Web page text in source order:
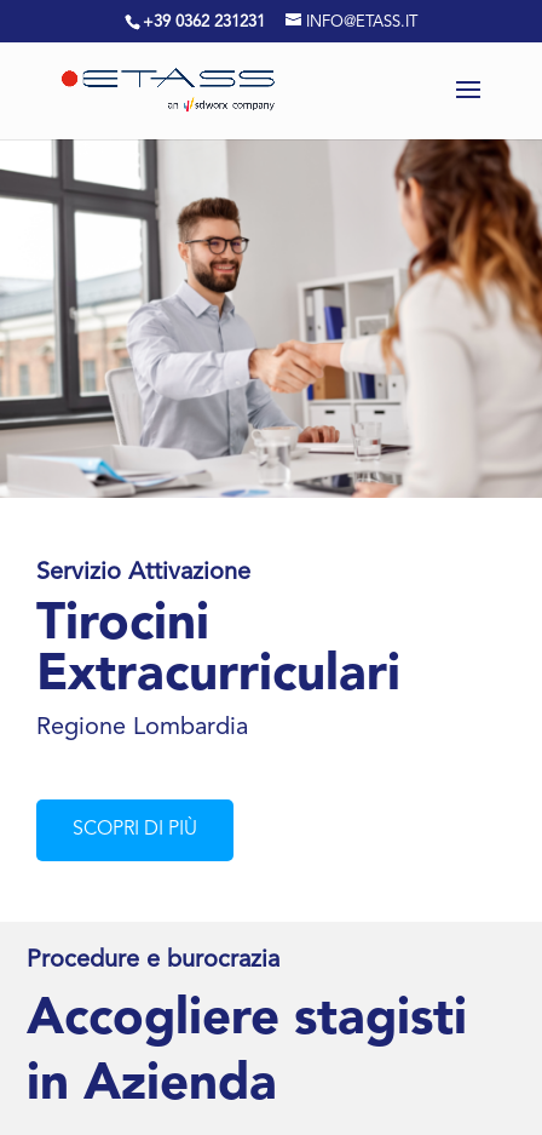
+39 0362 231231 INFO@ETASS.IT
Servizio Attivazione
Tirocini
Extracurriculari
Regione Lombardia
SCOPRI DI PIÙ
Procedure e burocrazia
Accogliere stagisti
in Azienda